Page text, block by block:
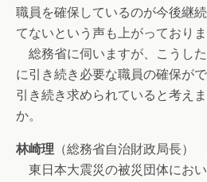
職員を確保しているのが今後継
てないという声も上がっておりま
総務省に伺いますが、こうし
に引き続き必要な職員の確保が
引き続き求められていると考え
か。
林崎理 （総務省自治財政局長）
東日本大震災の被災団体にお